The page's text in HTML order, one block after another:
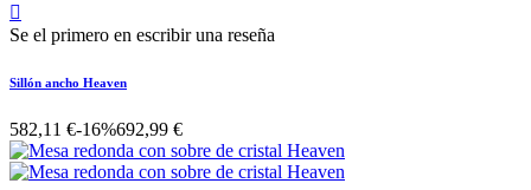

Se el primero en escribir una reseña
Sillón ancho Heaven
582,11 €-16%692,99 €